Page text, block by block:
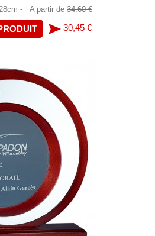
- A partir de 34,60 €
30,45 €